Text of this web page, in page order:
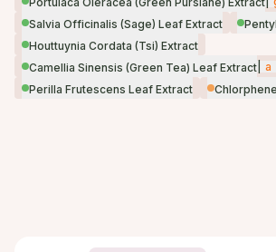
Salvia Officinalis (Sage) Leaf Extract
Houttuynia Cordata (Tsi) Extract
Camellia Sinensis (Green Tea) Leaf Extract a
Perilla Frutescens Leaf Extract